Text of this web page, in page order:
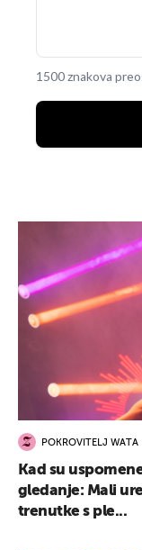
1500 znakova
POKROVITELJ WATA
Kad su
gledanje: Mali
trenutke s ple...